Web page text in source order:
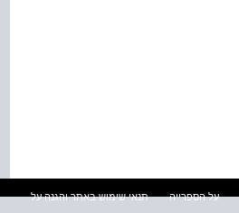
על הספרייה
תנאי שימוש באתר והגנה על